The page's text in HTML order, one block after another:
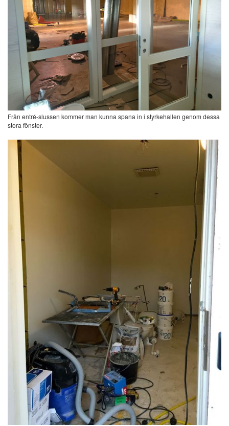
Från entré-slussen kommer man kunna spana in i styrkehallen genom dessa
stora fönster.